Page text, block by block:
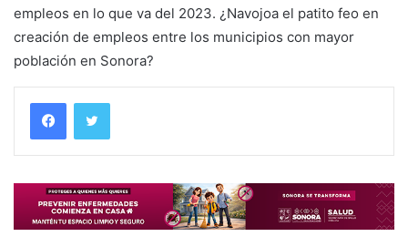
empleos en lo que va del 2023. ¿Navojoa el patito feo en
creación de empleos entre los municipios con mayor
población en Sonora?